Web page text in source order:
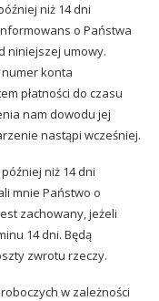
niż 14 dni
o Państwa
niniejszej umowy.
konta
płatności do czasu
nam dowodu jej
nastąpi wcześniej.
niż 14 dni
mnie Państwo o
zachowany, jeżeli
14 dni. Będą
zwrotu rzeczy.
w zależności